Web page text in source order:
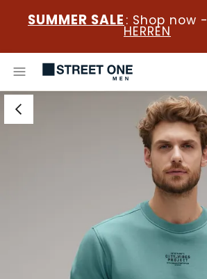
SUMMER SALE : Shop now -
HERREN